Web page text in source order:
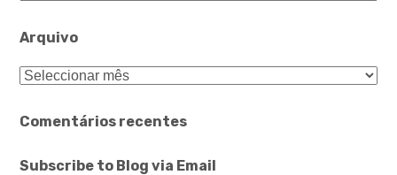
Arquivo
Arquivo
Comentários recentes
Subscribe to Blog via Email